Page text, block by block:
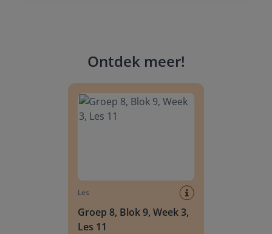
Ontdek meer!
Les
Groep 8, Blok 9, Week 3,
Les 11